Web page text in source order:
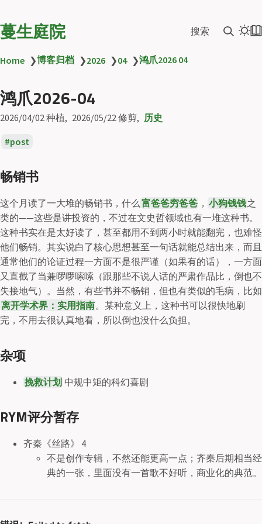
蔓生庭院 搜索
Home ❯博客归档 ❯2026 ❯04 ❯鸿爪2026 04
鸿爪2026-04
2026/04/02种植 2026/05/22修剪 历史
post
畅销书
这个月读了一大堆的畅销书，什么富爸爸穷爸爸 ， 小狗钱钱之
类的——这些是讲投资的，不过在文史哲领域也有一堆这种书。
这种书实在是太好读了，甚至都用不到两小时就能翻完，也难怪
他们畅销。其实说白了核心思想甚至一句话就能总结出来，而且
通常他们的论证过程一方面不是很严谨（如果有的话），一方面
又直截了当兼啰啰嗦嗦（跟那些不说人话的严肃作品比，倒也不
失接地气）。当然，有些书并不畅销，但也有类似的毛病，比如
离开学术界：实用指南。某种意义上，这种书可以很快地刷
完，不用去很认真地看，所以倒也没什么负担。
杂项
挽救计划 中规中矩的科幻喜剧
RYM评分暂存
齐秦《丝路》 4
不是创作专辑，不然还能更高一点；齐秦后期相当经
典的一张，里面没有一首歌不好听，商业化的典范。